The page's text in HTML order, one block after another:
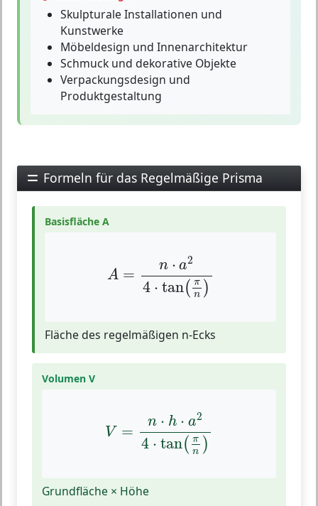
Skulpturale Installationen und
Kunstwerke
Möbeldesign und Innenarchitektur
Schmuck und dekorative Objekte
Verpackungsdesign und
Produktgestaltung
Formeln für das Regelmäßige Prisma
Basisfläche A
A =
n ⋅ a2
4 ⋅ tan( π
n )
tan
Fläche des regelmäßigen n-Ecks
Volumen V
V =
n ⋅ h ⋅ a2
4 ⋅ tan( π
n )
4 tan
Grundfläche × Höhe